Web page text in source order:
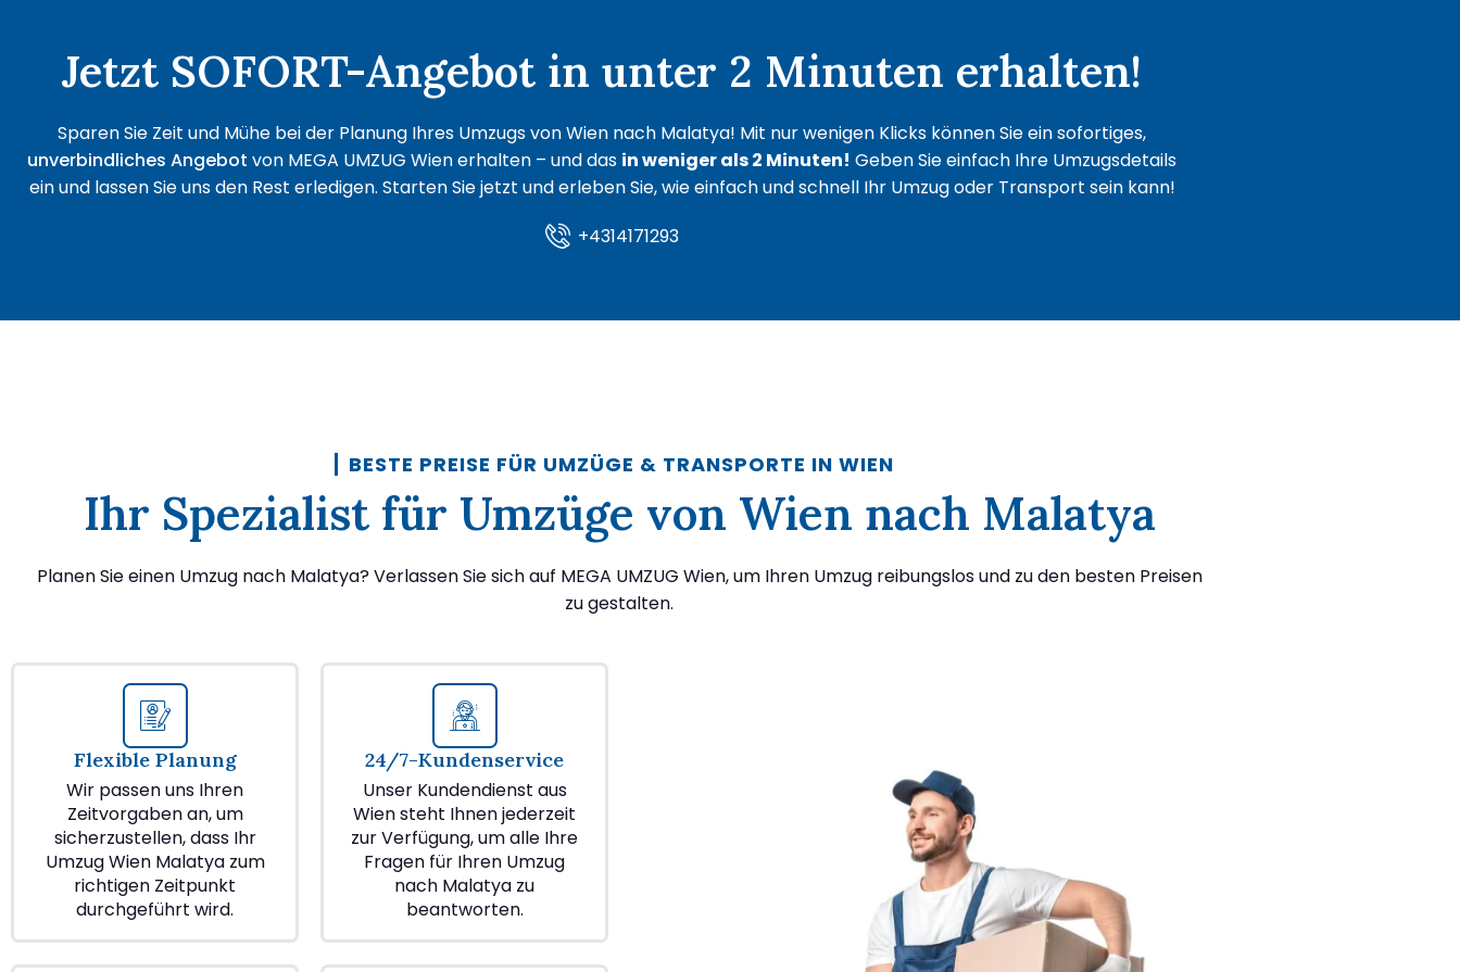
Jetzt SOFORT-Angebot in unter 2 Minuten erhalten!
Sparen Sie Zeit und Mühe bei der Planung Ihres Umzugs von Wien nach Malatya! Mit nur wenigen Klicks können Sie ein sofortiges,
unverbindliches Angebot von MEGA UMZUG Wien erhalten – und das in weniger als 2 Minuten! Geben Sie einfach Ihre Umzugsdetails
ein und lassen Sie uns den Rest erledigen. Starten Sie jetzt und erleben Sie, wie einfach und schnell Ihr Umzug oder Transport sein kann!
+4314171293
BESTE PREISE FÜR UMZÜGE & TRANSPORTE IN WIEN
Ihr Spezialist für Umzüge von Wien nach Malatya
Planen Sie einen Umzug nach Malatya? Verlassen Sie sich auf MEGA UMZUG Wien, um Ihren Umzug reibungslos und zu den besten Preisen
zu gestalten.
Flexible Planung
Wir passen uns Ihren
Zeitvorgaben an, um
sicherzustellen, dass Ihr
Umzug Wien Malatya zum
richtigen Zeitpunkt
durchgeführt wird.
24/7-Kundenservice
Unser Kundendienst aus
Wien steht Ihnen jederzeit
zur Verfügung, um alle Ihre
Fragen für Ihren Umzug
nach Malatya zu
beantworten.